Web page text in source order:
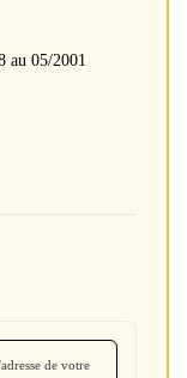
au 05/2001
de votre